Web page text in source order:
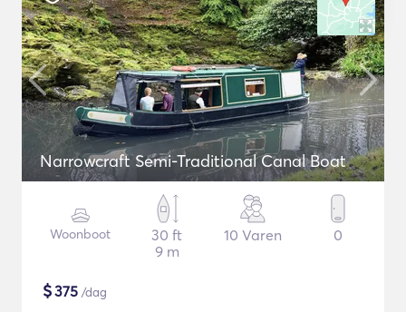
Narrowcraft Semi-Traditional Canal Boat
Woonboot
30 ft
9 m
10 Varen 0
$375 /dag